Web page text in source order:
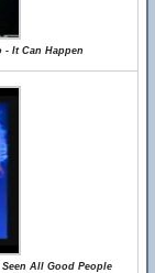
- It Can Happen
All Good People